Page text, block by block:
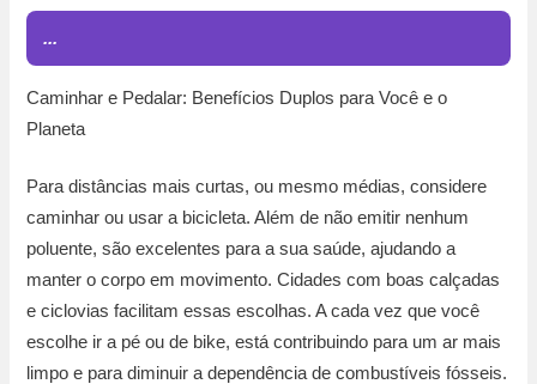
...
Caminhar e Pedalar: Benefícios Duplos para Você e o
Planeta
Para distâncias mais curtas, ou mesmo médias, considere
caminhar ou usar a bicicleta. Além de não emitir nenhum
poluente, são excelentes para a sua saúde, ajudando a
manter o corpo em movimento. Cidades com boas calçadas
e ciclovias facilitam essas escolhas. A cada vez que você
escolhe ir a pé ou de bike, está contribuindo para um ar mais
limpo e para diminuir a dependência de combustíveis fósseis.